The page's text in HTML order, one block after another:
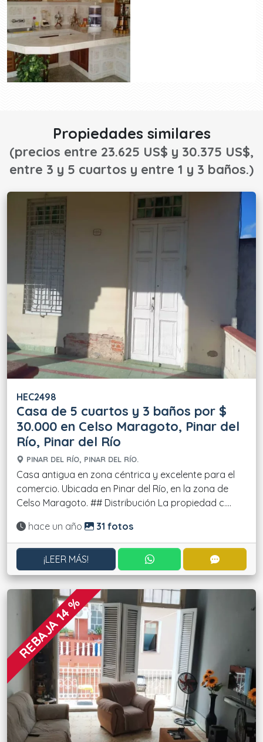
Propiedades similares
(precios entre 23.625 US$ y 30.375 US$,
entre 3 y 5 cuartos y entre 1 y 3 baños.)
HEC2498
Casa de 5 cuartos y 3 baños por $
30.000 en Celso Maragoto, Pinar del
Río, Pinar del Río
PINAR DEL RÍO, PINAR DEL RÍO.
Casa antigua en zona céntrica y excelente para el
comercio. Ubicada en Pinar del Río, en la zona de
Celso Maragoto. ## Distribución La propiedad c....
Actualizado:
hace un año 31 fotos
¡LEER MÁS! CONTACTAR POR
REBAJA 14 %